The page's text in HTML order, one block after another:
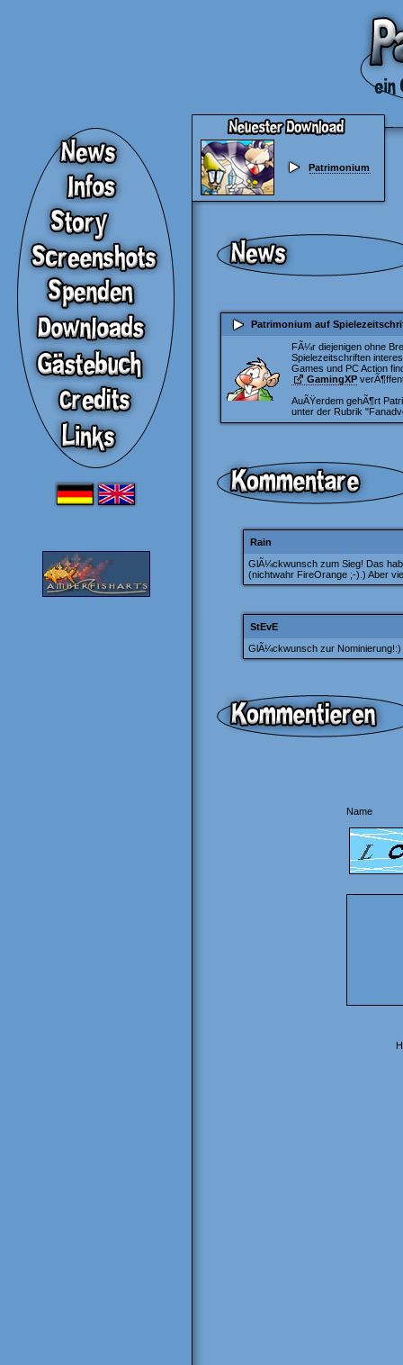
Patrimonium auf
FÃ¼r diejenigen ohne
Spielezeitschriften
Games und PC Action
GamingXP
AuÃŸerdem gehÃ¶rt
unter der Rubrik
Rain
GlÃ¼ckwunsch zum Sieg! Das
(nichtwahr FireOrange ;-).) Aber
StEvE
GlÃ¼ckwunsch zur
Name
Patrimonium